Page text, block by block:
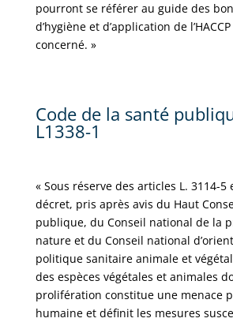
pourront se référer au guide des
d’hygiène et d’application de
concerné. »
Code de la santé
L1338-1
« Sous réserve des articles L. 3114-5
décret, pris après avis du Haut
publique, du Conseil national de la
nature et du Conseil national
politique sanitaire animale et
des espèces végétales et animales
prolifération constitue une menace
humaine et définit les mesures